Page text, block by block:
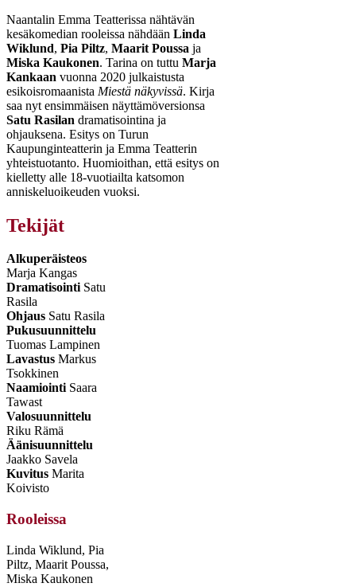
Naantalin Emma Teatterissa nähtävän
kesäkomedian rooleissa nähdään Linda
Wiklund, Pia Piltz, Maarit Poussa ja
Miska Kaukonen. Tarina on tuttu Marja
Kankaan vuonna 2020 julkaistusta
esikoisromaanista Miestä näkyvissä. Kirja
saa nyt ensimmäisen näyttämöversionsa
Satu Rasilan dramatisointina ja
ohjauksena. Esitys on Turun
Kaupunginteatterin ja Emma Teatterin
yhteistuotanto. Huomioithan, että esitys on
kielletty alle 18-vuotiailta katsomon
anniskeluoikeuden vuoksi.
Tekijät
Alkuperäisteos
Marja Kangas
DramatisointiSatu
Rasila
Ohjaus Satu Rasila
Pukusuunnittelu
Tuomas Lampinen
Lavastus Markus
Tsokkinen
NaamiointiSaara
Tawast
Valosuunnittelu
Riku Rämä
Äänisuunnittelu
Jaakko Savela
Kuvitus Marita
Koivisto
Rooleissa
Linda Wiklund, Pia
Piltz, Maarit Poussa,
Miska Kaukonen